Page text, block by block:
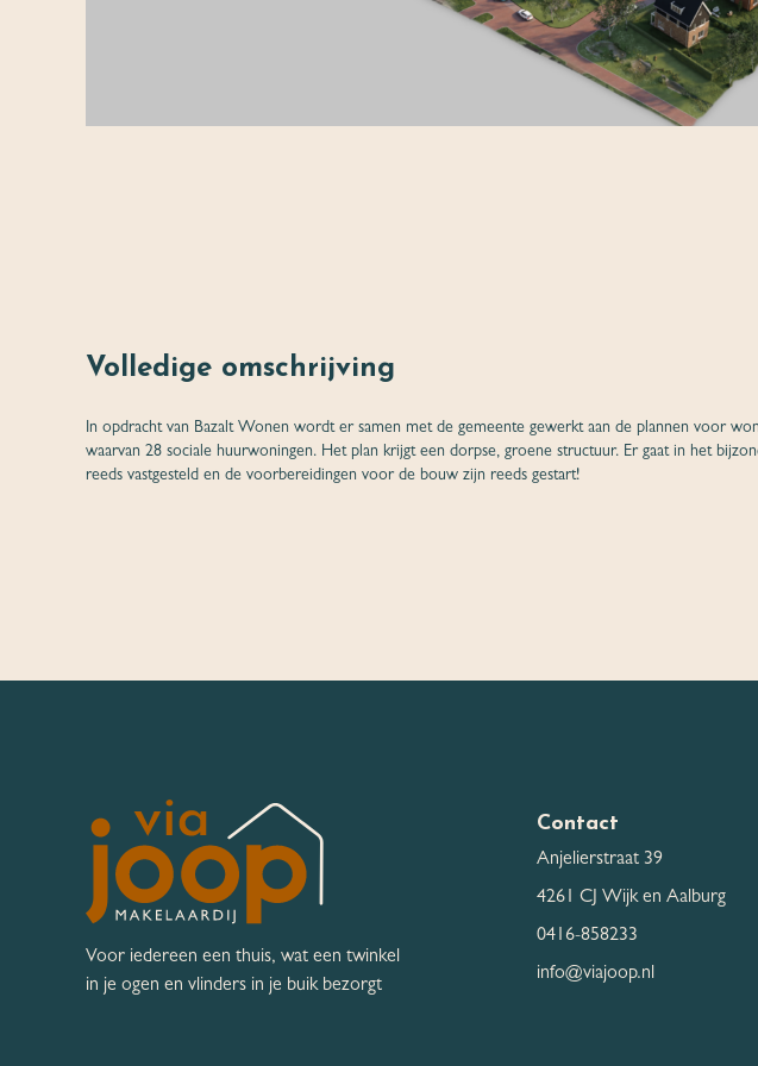
Volledige omschrijving
In opdracht van BazaltWonen wordt er samen met de gemeente gewerkt aan de plannen voor
waarvan 28 sociale huurwoningen. Het plan krijgt een dorpse, groene structuur. Er gaat in het
reeds vastgesteld en de voorbereidingen voor de bouw zijn reeds gestart!
Voor iedereen een thuis, wat een twinkel
in je ogen en vlinders in je buik bezorgt
Contact
Anjelierstraat 39
4261 CJ Wijk en Aalburg
0416-858233
info@viajoop.nl